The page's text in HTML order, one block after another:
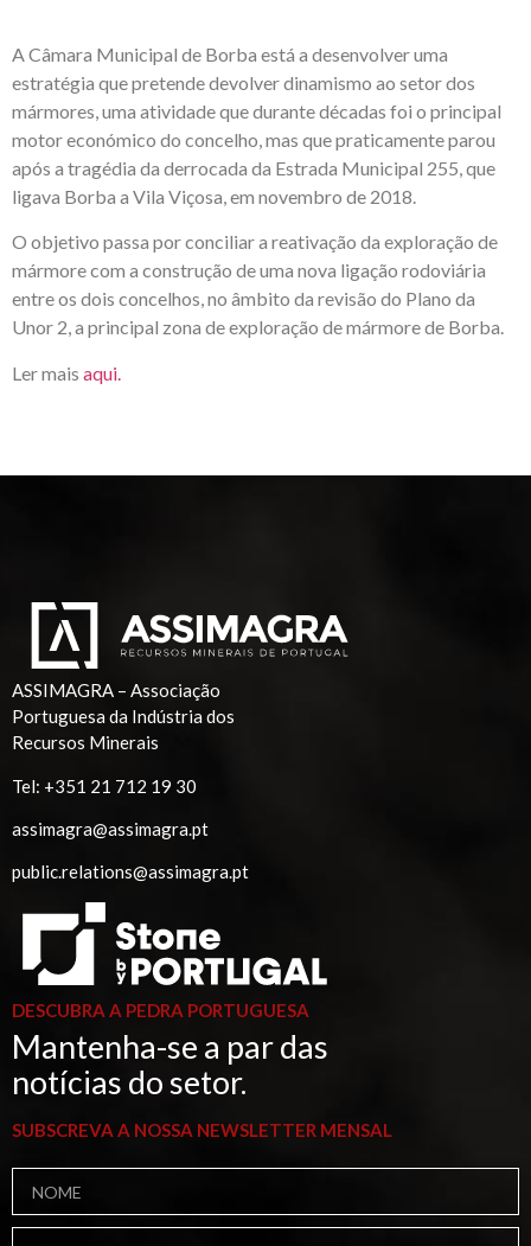
A Câmara Municipal de Borba está a desenvolver uma
estratégia que pretende devolver dinamismo ao setor dos
mármores, uma atividade que durante décadas foi o principal
motor económico do concelho, mas que praticamente parou
após a tragédia da derrocada da Estrada Municipal 255, que
ligava Borba a Vila Viçosa, em novembro de 2018.
O objetivo passa por conciliar a reativação da exploração de
mármore com a construção de uma nova ligação rodoviária
entre os dois concelhos, no âmbito da revisão do Plano da
Unor 2, a principal zona de exploração de mármore de Borba.
Ler mais aqui.
ASSIMAGRA – Associação
Portuguesa da Indústria dos
Recursos Minerais
Tel: +351 21 712 19 30
assimagra@assimagra.pt
public.relations@assimagra.pt
DESCUBRA A PEDRA PORTUGUESA
Mantenha-se a par das
notícias do setor.
SUBSCREVA A NOSSA NEWSLETTER MENSAL